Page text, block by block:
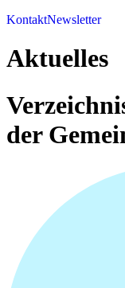
KontaktNewsletter
Aktuelles
der